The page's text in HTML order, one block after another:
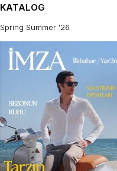
KATALOG
Spring Summer '26